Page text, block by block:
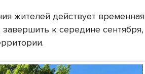
жителей действует временная
к середине сентября,